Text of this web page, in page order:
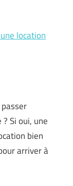
location
Si oui, une
bien
arriver à